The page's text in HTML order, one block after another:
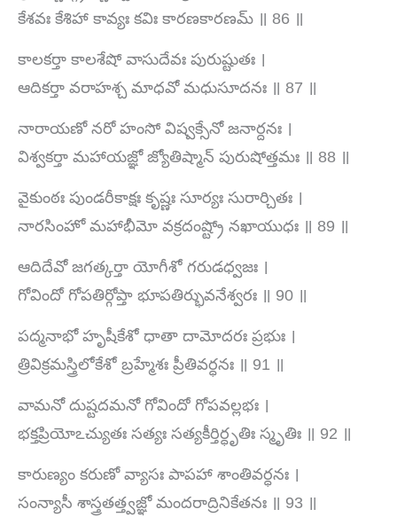
కేశవః కేశిహా కావ్యః కవిః కారణకారణమ్ ॥ 86 ॥
కాలకర్తా కాలశేషో వాసుదేవః పురుష్టుతః ।
ఆదికర్తా వరాహశ్చ మాధవో మధుసూదనః ॥ 87 ॥
నారాయణో నరో హంసో విష్వక్సేనో జనార్దనః ।
విశ్వకర్తా మహాయజ్ఞో జ్యోతిష్మాన్ పురుషోత్తమః ॥ 88 ॥
వైకుంఠః పుండరీకాక్షః కృష్ణః సూర్యః సురార్చితః ।
నారసింహో మహాభీమో వక్రదంష్ట్రో నఖాయుధః ॥ 89 ॥
ఆదిదేవో జగత్కర్తా యోగీశో గరుడధ్వజః ।
గోవిందో గోపతిర్గోప్తా భూపతిర్భువనేశ్వరః ॥ 90 ॥
పద్మనాభో హృషీకేశో ధాతా దామోదరః ప్రభుః ।
త్రివిక్రమస్త్రిలోకేశో బ్రహ్మేశః ప్రీతివర్ధనః ॥ 91 ॥
వామనో దుష్టదమనో గోవిందో గోపవల్లభః ।
భక్తప్రియోఽచ్యుతః సత్యః సత్యకీర్తిర్ధృతిః స్మృతిః ॥ 92 ॥
కారుణ్యం కరుణో వ్యాసః పాపహా శాంతివర్ధనః ।
సంన్యాసీ శాస్త్రతత్త్వజ్ఞో మందరాద్రినికేతనః ॥ 93 ॥